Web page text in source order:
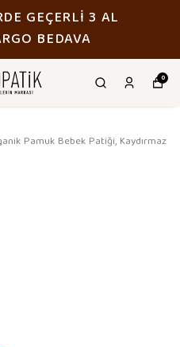
GEÇERLİ 3 AL
BEDAVA
0
Pamuk Bebek Patiği, Kaydırmaz